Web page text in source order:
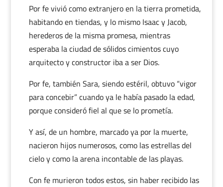
Por fe vivió como extranjero en la tierra prometida,
habitando en tiendas, y lo mismo Isaac y Jacob,
herederos de la misma promesa, mientras
esperaba la ciudad de sólidos cimientos cuyo
arquitecto y constructor iba a ser Dios.
Por fe, también Sara, siendo estéril, obtuvo “vigor
para concebir” cuando ya le había pasado la edad,
porque consideró fiel al que se lo prometía.
Y así, de un hombre, marcado ya por la muerte,
nacieron hijos numerosos, como las estrellas del
cielo y como la arena incontable de las playas.
Con fe murieron todos estos, sin haber recibido las